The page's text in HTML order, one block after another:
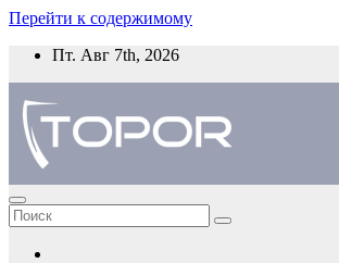
Перейти к содержимому
Пт. Авг 7th, 2026